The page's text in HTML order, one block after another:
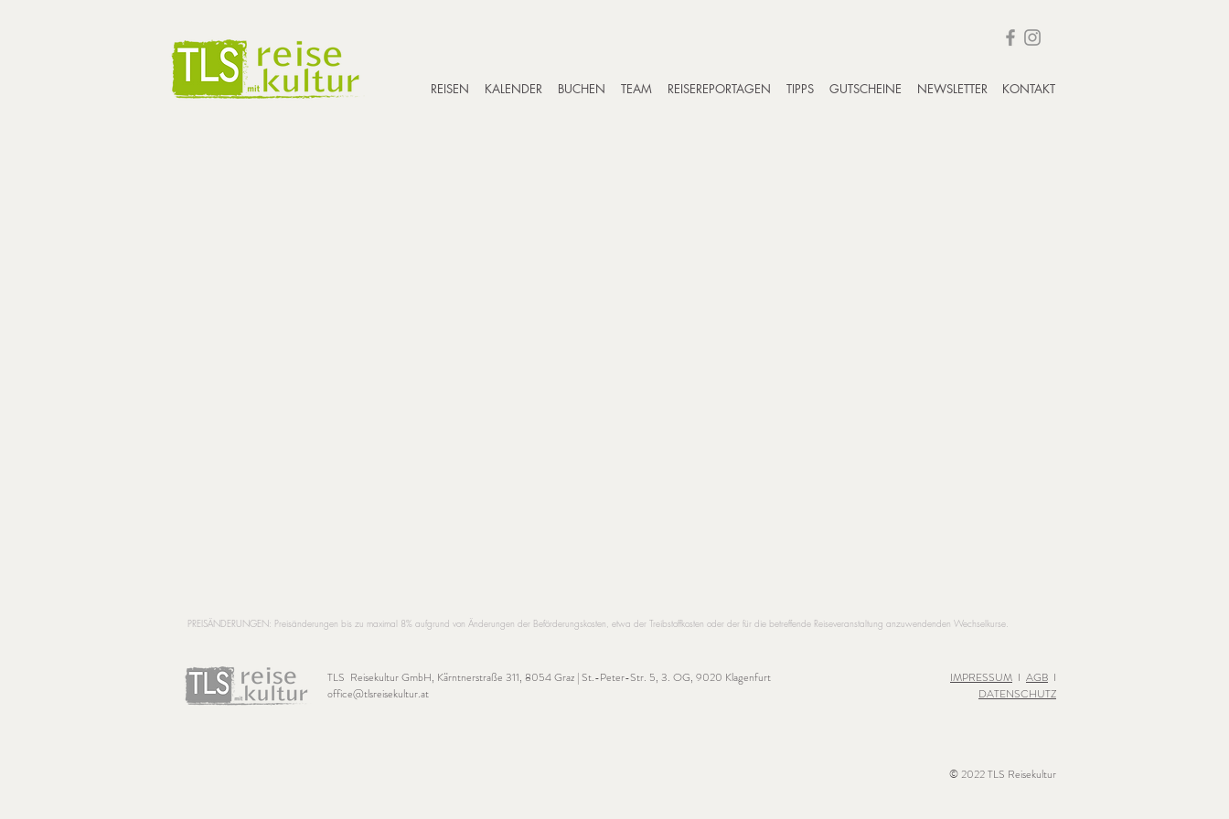
REISEN KALENDER BUCHEN TEAM REISEREPORTAGEN TIPPS GUTSCHEINE NEWSLETTER KONTAKT
PREISÄNDERUNGEN: Preisänderungen bis zu maximal 8% aufgrund von Änderungen der Beförderungskosten, etwa der Treibstoffkosten oder der für die betreffende Reiseveranstaltung anzuwendenden Wechselkurse.
TLS Reisekultur GmbH, Kärntnerstraße 311, 8054 Graz | St.-Peter-Str. 5, 3. OG, 9020 Klagenfurt
office@tlsreisekultur.at
IMPRESSUM I AGB I
DATENSCHUTZ
© 2022 TLS Reisekultur